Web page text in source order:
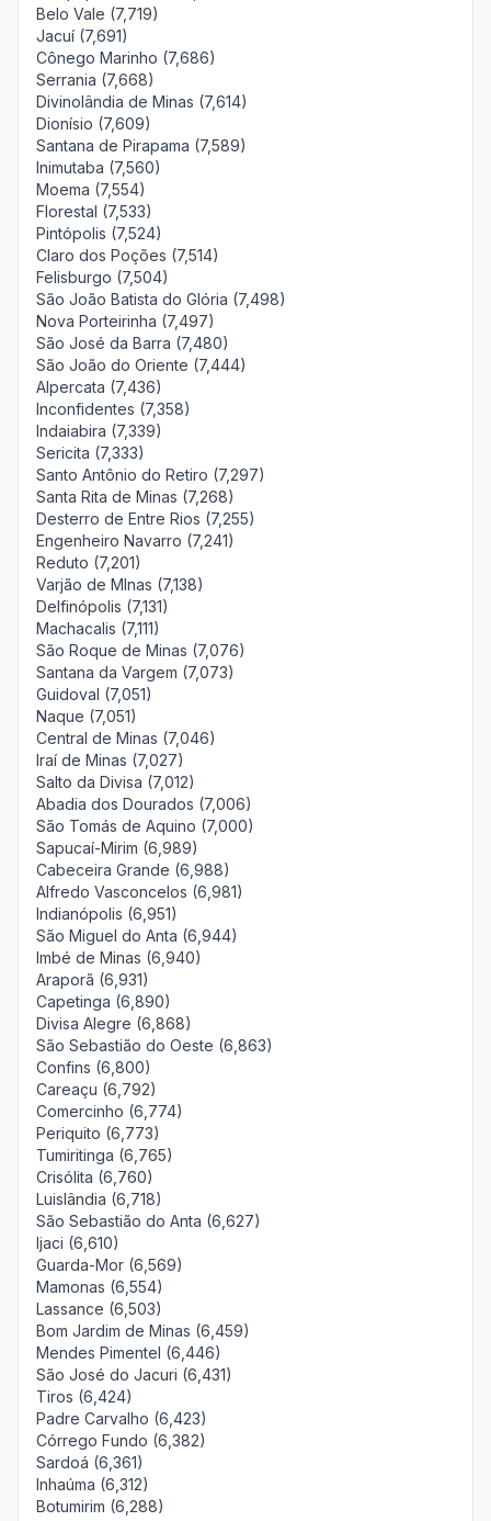
Belo Vale (7,719)
Jacuí (7,691)
Cônego Marinho (7,686)
Serrania (7,668)
Divinolândia de Minas (7,614)
Dionísio (7,609)
Santana de Pirapama (7,589)
Inimutaba (7,560)
Moema (7,554)
Florestal (7,533)
Pintópolis (7,524)
Claro dos Poções (7,514)
Felisburgo (7,504)
São João Batista do Glória (7,498)
Nova Porteirinha (7,497)
São José da Barra (7,480)
São João do Oriente (7,444)
Alpercata (7,436)
Inconfidentes (7,358)
Indaiabira (7,339)
Sericita (7,333)
Santo Antônio do Retiro (7,297)
Santa Rita de Minas (7,268)
Desterro de Entre Rios (7,255)
Engenheiro Navarro (7,241)
Reduto (7,201)
Varjão de MInas (7,138)
Delfinópolis (7,131)
Machacalis (7,111)
São Roque de Minas (7,076)
Santana da Vargem (7,073)
Guidoval (7,051)
Naque (7,051)
Central de Minas (7,046)
Iraí de Minas (7,027)
Salto da Divisa (7,012)
Abadia dos Dourados (7,006)
São Tomás de Aquino (7,000)
Sapucaí-Mirim (6,989)
Cabeceira Grande (6,988)
Alfredo Vasconcelos (6,981)
Indianópolis (6,951)
São Miguel do Anta (6,944)
Imbé de Minas (6,940)
Araporã (6,931)
Capetinga (6,890)
Divisa Alegre (6,868)
São Sebastião do Oeste (6,863)
Confins (6,800)
Careaçu (6,792)
Comercinho (6,774)
Periquito (6,773)
Tumiritinga (6,765)
Crisólita (6,760)
Luislândia (6,718)
São Sebastião do Anta (6,627)
Ijaci (6,610)
Guarda-Mor (6,569)
Mamonas (6,554)
Lassance (6,503)
Bom Jardim de Minas (6,459)
Mendes Pimentel (6,446)
São José do Jacuri (6,431)
Tiros (6,424)
Padre Carvalho (6,423)
Córrego Fundo (6,382)
Sardoá (6,361)
Inhaúma (6,312)
Botumirim (6,288)